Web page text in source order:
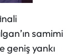
samimi
geniş yankı